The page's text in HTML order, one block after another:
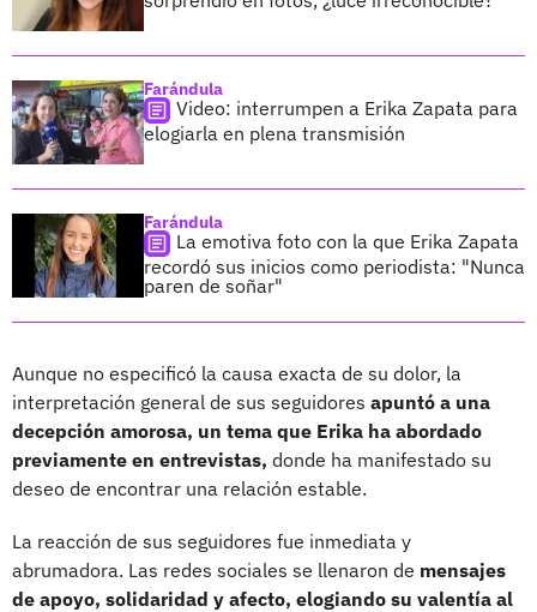
Farándula
Video: interrumpen a Erika Zapata para
elogiarla en plena transmisión
Farándula
La emotiva foto con la que Erika Zapata
recordó sus inicios como periodista: "Nunca
paren de soñar"
Aunque no especificó la causa exacta de su dolor, la
interpretación general de sus seguidores apuntó a una
decepción amorosa, un tema que Erika ha abordado
previamente en entrevistas, donde ha manifestado su
deseo de encontrar una relación estable.
La reacción de sus seguidores fue inmediata y
abrumadora. Las redes sociales se llenaron de mensajes
de apoyo, solidaridad y afecto, elogiando su valentía al